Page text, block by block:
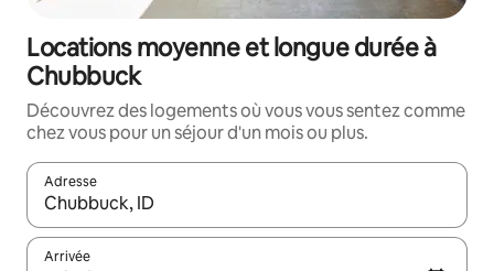
Locations moyenne et longue durée à
Chubbuck
Découvrez des logements où vous vous sentez comme
chez vous pour un séjour d'un mois ou plus.
Adresse
Lorsque les résultats s'affichent, utilisez les flèches vers le
Arrivée